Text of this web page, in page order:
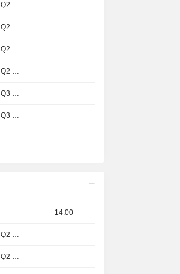
Ergebnisveröffentlichung - Q2 2026
Ergebnisveröffentlichung - Q2 2026
Ergebnisveröffentlichung - Q2 2026
Ergebnisveröffentlichung - Q2 2026
Ergebnisveröffentlichung - Q3 2026
Ergebnisveröffentlichung - Q3 2026
14:00